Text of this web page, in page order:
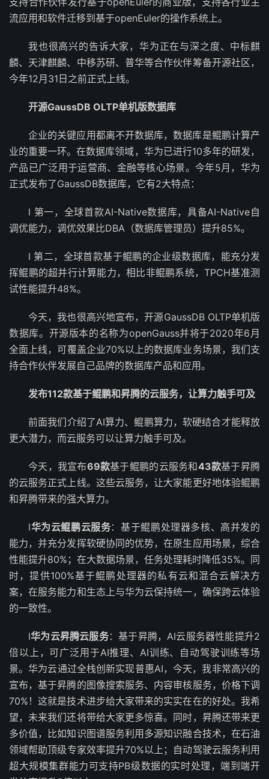
流应用和软件迁移到基于openEuler的操作系统上。
我也很高兴的告诉大家，华为正在与深之度、中标麒
麟、天津麒麟、中移苏研、普华等合作伙伴筹备开源社区，
今年12月31日之前正式上线。
开源GaussDB OLTP单机版数据库
企业的关键应用都离不开数据库，数据库是鲲鹏计算产
业的重要一环。在数据库领域，华为已进行10多年的研发，
产品已广泛用于运营商、金融等核心场景。今年5月，华为
正式发布了GaussDB数据库，它有2大特点：
l 第一，全球首款AI-Native数据库，具备AI-Native自
调优能力，调优效果比DBA（数据库管理员）提升85%。
l 第二，全球首款基于鲲鹏的企业级数据库，能充分发
挥鲲鹏的超并行计算能力，相比非鲲鹏系统，TPCH基准测
试性能提升48%。
今天，我也很高兴地宣布，开源GaussDB OLTP单机版
数据库。开源版本的名称为openGauss并将于2020年6月
全面上线，可覆盖企业70%以上的数据库业务场景，我们支
持合作伙伴发展自己品牌的数据库产品和应用。
发布112款基于鲲鹏和昇腾的云服务，让算力触手可及
前面我们介绍了AI算力、鲲鹏算力，软硬结合才能释放
更大潜力，而云服务可以让算力触手可及。
今天，我宣布69款基于鲲鹏的云服务和43款基于昇腾
的云服务正式上线。这些云服务，让大家能更好地体验鲲鹏
和昇腾带来的强大算力。
l华为云鲲鹏云服务：基于鲲鹏处理器多核、高并发的
能力，并充分发挥软硬协同的优势，在原生应用场景，综合
性能提升80%；在大数据场景，任务处理耗时降低35%。同
时，提供100%基于鲲鹏处理器的私有云和混合云解决方
案，在服务能力和生态上与华为云保持统一，确保跨云体验
的一致性。
l华为云昇腾云服务：基于昇腾，AI云服务器性能提升2
倍以上，可广泛用于AI推理、AI训练、自动驾驶训练等场
景。华为云通过全栈创新实现普惠AI，今天，我非常高兴的
宣布，基于昇腾的图像搜索服务、内容审核服务，价格下调
70%！这就是技术进步给大家带来的实实在在的好处。我希
望，未来我们还将带给大家更多惊喜。同时，昇腾还带来更
多价值，比如知识图谱服务利用多源知识融合技术，在石油
领域帮助顶级专家效率提升70%以上；自动驾驶云服务利用
超大规模集群能力可支持PB级数据的实时处理，端到端开